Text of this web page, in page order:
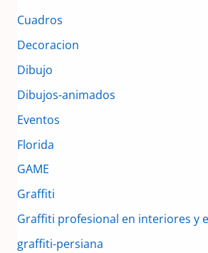
Cuadros
Decoracion
Dibujo
Dibujos-animados
Eventos
Florida
GAME
Graffiti
Graffiti profesional en interiores y
graffiti-persiana